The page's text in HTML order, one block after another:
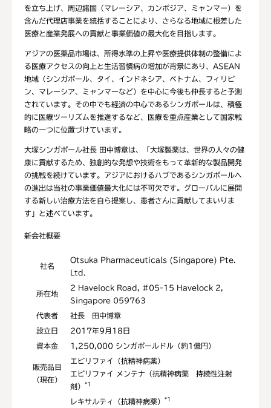
を立ち上げ、周辺諸国（マレーシア、カンボジア、ミャンマー）を
含んだ代理店事業を統括することにより、さらなる地域に根差した
医療と産業発展への貢献と事業価値の最大化を目指します。
アジアの医薬品市場は、所得水準の上昇や医療提供体制の整備によ
る医療アクセスの向上と生活習慣病の増加が背景にあり、ASEAN
地域（シンガポール、タイ、インドネシア、ベトナム、フィリピ
ン、マレーシア、ミャンマーなど）を中心に今後も伸長すると予測
されています。その中でも経済の中心であるシンガポールは、積極
的に医療ツーリズムを推進するなど、医療を重点産業として国家戦
略の一つに位置づけています。
大塚シンガポール社長 田中博章は、「大塚製薬は、世界の人々の健
康に貢献するため、独創的な発想や技術をもって革新的な製品開発
の挑戦を続けています。アジアにおけるハブであるシンガポールへ
の進出は当社の事業価値最大化には不可欠です。グローバルに展開
する新しい治療方法を自ら提案し、患者さんに貢献してまいりま
す」と述べています。
新会社概要
社名
Otsuka Pharmaceuticals (Singapore) Pte.
Ltd.
所在地
2 Havelock Road, #05-15 Havelock 2,
Singapore 059763
代表者 社長 田中博章
設立日 2017年9月18日
資本金 1,250,000 シンガポールドル（約1億円）
販売品目
（現在）
エビリファイ（抗精神病薬）
エビリファイ メンテナ（抗精神病薬 持続性注射
剤）
*1
レキサルティ（抗精神病薬） *1